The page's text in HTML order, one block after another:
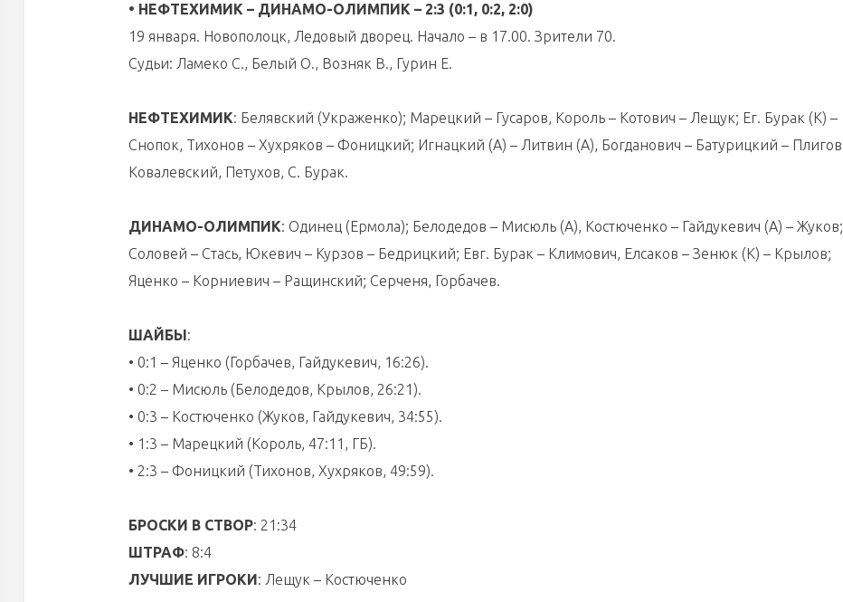
• НЕФТЕХИМИК – ДИНАМО-ОЛИМПИК – 2:3 (0:1, 0:2, 2:0)
19 января. Новополоцк, Ледовый дворец. Начало – в 17.00. Зрители 70.
Судьи: Ламеко С., Белый О., Возняк В., Гурин Е.
НЕФТЕХИМИК: Белявский (Украженко); Марецкий – Гусаров, Король – Котович – Лещук; Ег. Бурак (К) –
Снопок, Тихонов – Хухряков – Фоницкий; Игнацкий (А) – Литвин (А), Богданович – Батурицкий –
Ковалевский, Петухов, С. Бурак.
ДИНАМО-ОЛИМПИК: Одинец (Ермола); Белодедов – Мисюль (А), Костюченко – Гайдукевич (А) – Жуков;
Соловей – Стась, Юкевич – Курзов – Бедрицкий; Евг. Бурак – Климович, Елсаков – Зенюк (К) – Крылов;
Яценко – Корниевич – Ращинский; Серченя, Горбачев.
ШАЙБЫ:
• 0:1 – Яценко (Горбачев, Гайдукевич, 16:26).
• 0:2 – Мисюль (Белодедов, Крылов, 26:21).
• 0:3 – Костюченко (Жуков, Гайдукевич, 34:55).
• 1:3 – Марецкий (Король, 47:11, ГБ).
• 2:3 – Фоницкий (Тихонов, Хухряков, 49:59).
БРОСКИ В СТВОР: 21:34
ШТРАФ: 8:4
ЛУЧШИЕ ИГРОКИ: Лещук – Костюченко